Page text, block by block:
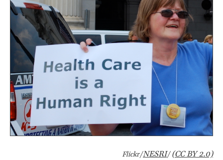
Flickr/NESRI/(CC BY 2.0)